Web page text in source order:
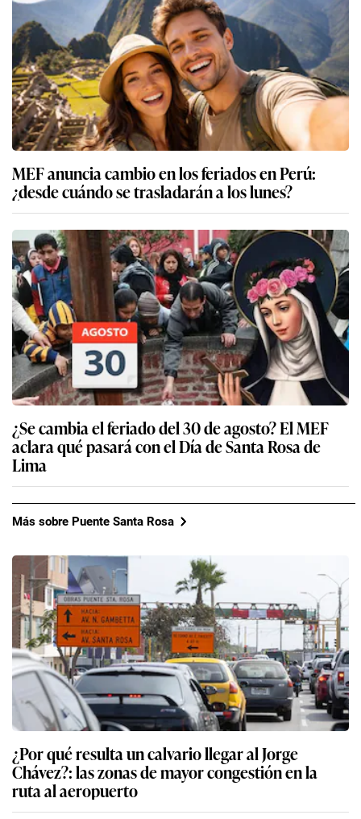
MEF anuncia cambio en los feriados en Perú:
¿desde cuándo se trasladarán a los lunes?
¿Se cambia el feriado del 30 de agosto? El MEF
aclara qué pasará con el Día de Santa Rosa de
Lima
Más sobre Puente Santa Rosa
¿Por qué resulta un calvario llegar al Jorge
Chávez?: las zonas de mayor congestión en la
ruta al aeropuerto